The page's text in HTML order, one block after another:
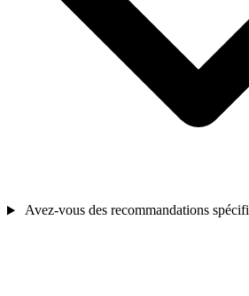
Avez-vous des recommandations